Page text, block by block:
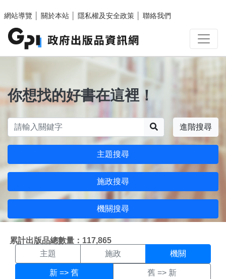
網站導覽
關於本站 隱私權及安全政策 聯絡我們
你想找的好書在這裡！
進階搜尋
主題搜尋
施政搜尋
機關搜尋
累計出版品總數量：117,865
機關搜尋結果頁面
主題 施政 機關
新 => 舊 舊 => 新